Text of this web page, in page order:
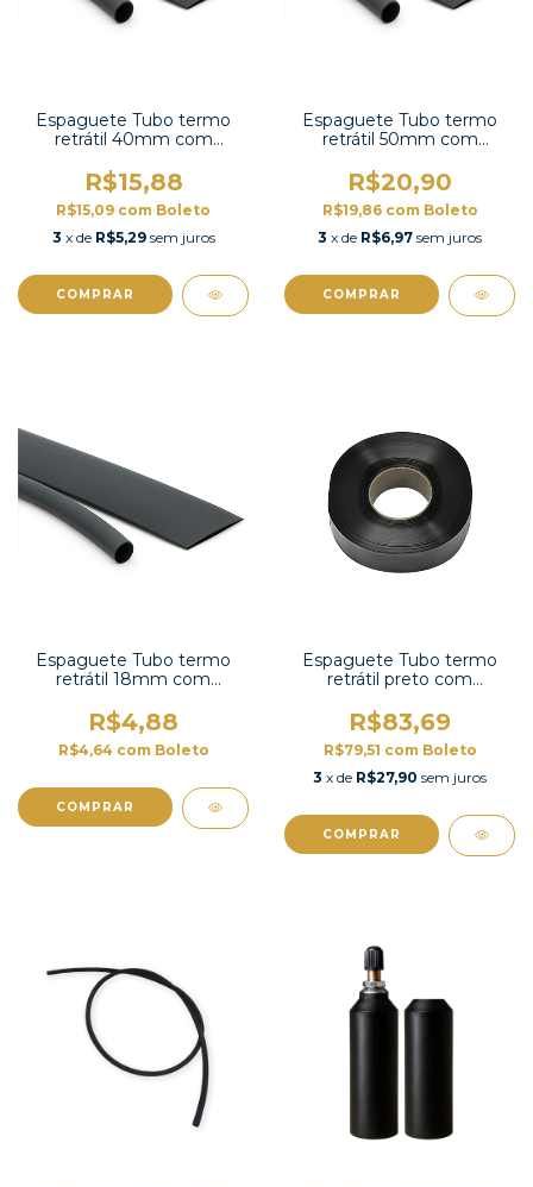
Espaguete Tubo termo
retrátil 40mm com
UL
R$15,88
R$15,09 com Boleto
3 x de R$5,29 sem juros
COMPRAR
Espaguete Tubo termo
retrátil 50mm com
R$20,90
R$19,86 com Boleto
3 x de R$6,97 sem juros
COMPRAR
Espaguete Tubo termo
retrátil 18mm com
R$4,88
R$4,64 com Boleto
COMPRAR
Espaguete Tubo termo
retrátil preto com
R$83,69
R$79,51 com Boleto
3 x de R$27,90 sem juros
COMPRAR